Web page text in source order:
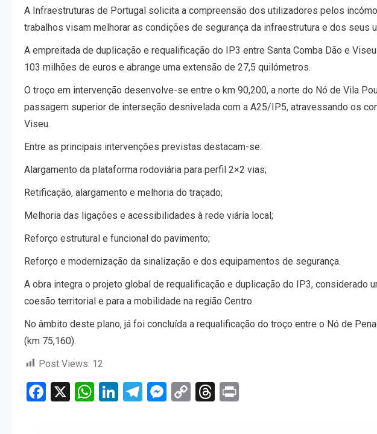
A Infraestruturas de Portugal solicita a compreensão dos utilizadores pelos
trabalhos visam melhorar as condições de segurança da infraestrutura e dos seus
A empreitada de duplicação e requalificação do IP3 entre Santa Comba Dão e
103 milhões de euros e abrange uma extensão de 27,5 quilómetros.
O troço em intervenção desenvolve-se entre o km 90,200, a norte do Nó de Vila
passagem superior de interseção desnivelada com a A25/IP5, atravessando os
Viseu.
Entre as principais intervenções previstas destacam-se:
Alargamento da plataforma rodoviária para perfil 2×2 vias;
Retificação, alargamento e melhoria do traçado;
Melhoria das ligações e acessibilidades à rede viária local;
Reforço estrutural e funcional do pavimento;
Reforço e modernização da sinalização e dos equipamentos de segurança.
A obra integra o projeto global de requalificação e duplicação do IP3, considerado
coesão territorial e para a mobilidade na região Centro.
No âmbito deste plano, já foi concluída a requalificação do troço entre o Nó de
(km 75,160).
Post Views: 12
Facebook
X WhatsApp
LinkedIn
Telegram
Messenger
CopyThreads